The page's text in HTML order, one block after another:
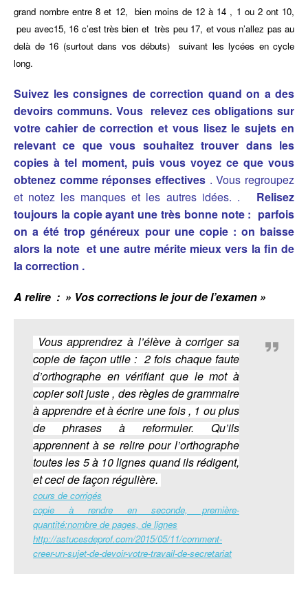
grand nombre entre 8 et 12, bien moins de 12 à 14 , 1 ou 2 ont 10,
peu avec15, 16 c’est très bien et très peu 17, et vous n’allez pas au
delà de 16 (surtout dans vos débuts) suivant les lycées en cycle
long.
Suivez les consignes de correction quand on a des
devoirs communs. Vous relevez ces obligations sur
votre cahier de correction et vous lisez le sujets en
relevant ce que vous souhaitez trouver dans les
copies à tel moment, puis vous voyez ce que vous
obtenez comme réponses effectives . Vous regroupez
et notez les manques et les autres idées. . Relisez
toujours la copie ayant une très bonne note : parfois
on a été trop généreux pour une copie : on baisse
alors la note et une autre mérite mieux vers la fin de
la correction .
A relire : » Vos corrections le jour de l’examen »
Vous apprendrez à l’élève à corriger sa
copie de façon utile : 2 fois chaque faute
d’orthographe en vérifiant que le mot à
copier soit juste , des règles de grammaire
à apprendre et à écrire une fois , 1 ou plus
de phrases à reformuler. Qu’ils
apprennent à se relire pour l’orthographe
toutes les 5 à 10 lignes quand ils rédigent,
et ceci de façon régulière.
cours de corrigés
copie à rendre en seconde, première-
quantité:nombre de pages, de lignes
http://astucesdeprof.com/2015/05/11/comment-
creer-un-sujet-de-devoir-votre-travail-de-secretariat